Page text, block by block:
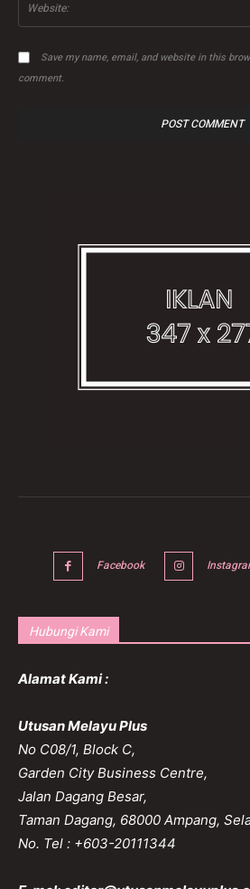
Save my name, email, and website in this
comment.
Facebook
Hubungi Kami
Alamat Kami :
Utusan Melayu Plus
No C08/1, Block C,
Garden City Business Centre,
Jalan Dagang Besar,
Taman Dagang, 68000 Ampang,
No. Tel : +603-20111344